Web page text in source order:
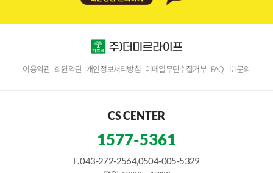
이용약관 회원약관 개인정보처리방침 이메일무단수집거부 FAQ 1:1문의
CS CENTER
1577-5361
F. 043-272-2564,0504-005-5329